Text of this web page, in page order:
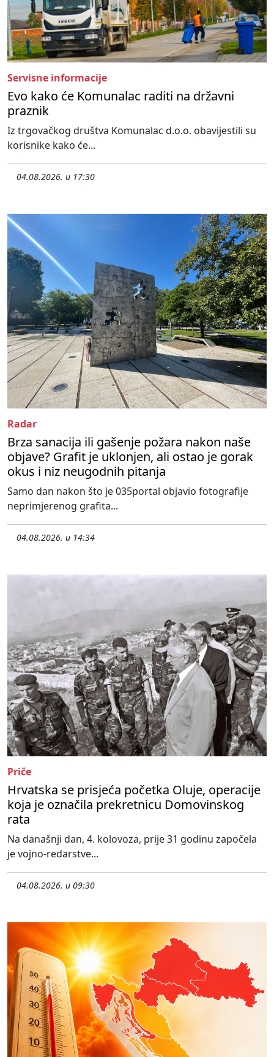
Servisne informacije
Evo kako će Komunalac raditi na državni
praznik
Iz trgovačkog društva Komunalac d.o.o. obavijestili su
korisnike kako će...
04.08.2026. u 17:30
Radar
Brza sanacija ili gašenje požara nakon naše
objave? Grafit je uklonjen, ali ostao je gorak
okus i niz neugodnih pitanja
Samo dan nakon što je 035portal objavio fotografije
neprimjerenog grafita...
04.08.2026. u 14:34
Priče
Hrvatska se prisjeća početka Oluje, operacije
koja je označila prekretnicu Domovinskog
rata
Na današnji dan, 4. kolovoza, prije 31 godinu započela
je vojno-redarstve...
04.08.2026. u 09:30